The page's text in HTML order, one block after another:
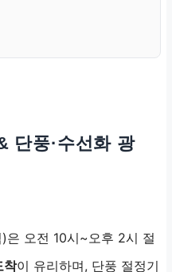
단풍·수선화 광
은 오전 10시~오후 2시 절
착이 유리하며, 단풍 절정기